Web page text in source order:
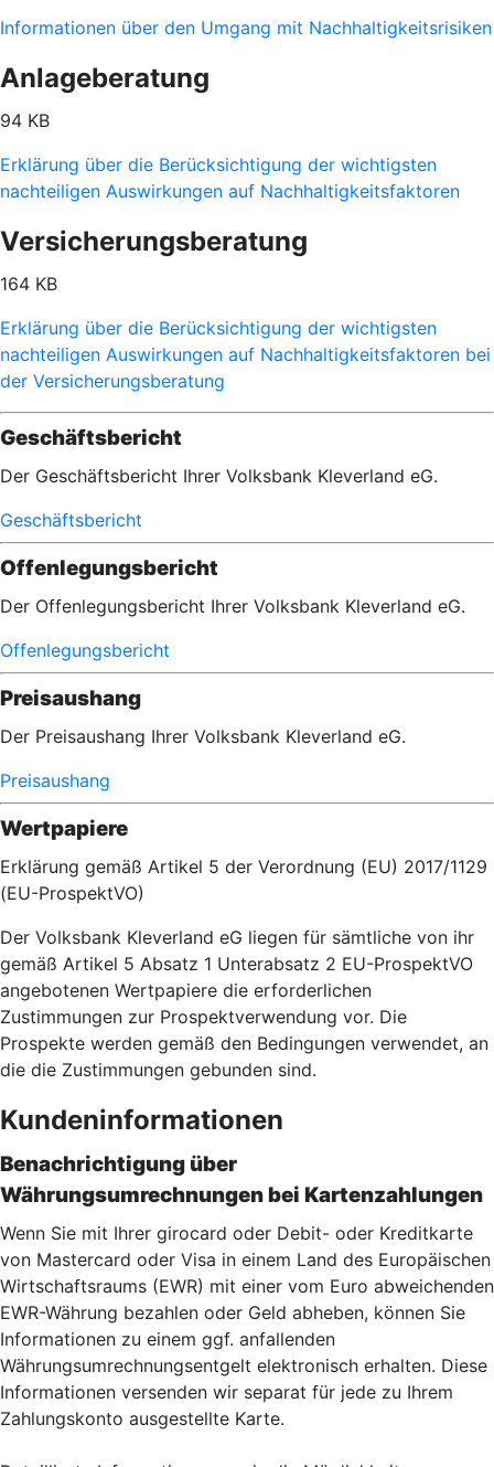
Informationen über den Umgang mit Nachhaltigkeitsrisiken
Anlageberatung
94 KB
Erklärung über die Berücksichtigung der wichtigsten
nachteiligen Auswirkungen auf Nachhaltigkeitsfaktoren
Versicherungsberatung
164 KB
Erklärung über die Berücksichtigung der wichtigsten
nachteiligen Auswirkungen auf Nachhaltigkeitsfaktoren bei
der Versicherungsberatung
Geschäftsbericht
Der Geschäftsbericht Ihrer Volksbank Kleverland eG.
Geschäftsbericht
Offenlegungsbericht
Der Offenlegungsbericht Ihrer Volksbank Kleverland eG.
Offenlegungsbericht
Preisaushang
Der Preisaushang Ihrer Volksbank Kleverland eG.
Preisaushang
Wertpapiere
Erklärung gemäß Artikel 5 der Verordnung (EU) 2017/1129
(EU-ProspektVO)
Der Volksbank Kleverland eG liegen für sämtliche von ihr
gemäß Artikel 5 Absatz 1 Unterabsatz 2 EU-ProspektVO
angebotenen Wertpapiere die erforderlichen
Zustimmungen zur Prospektverwendung vor. Die
Prospekte werden gemäß den Bedingungen verwendet, an
die die Zustimmungen gebunden sind.
Kundeninformationen
Benachrichtigung über
Währungsumrechnungen bei Kartenzahlungen
Wenn Sie mit Ihrer girocard oder Debit- oder Kreditkarte
von Mastercard oder Visa in einem Land des Europäischen
Wirtschaftsraums (EWR) mit einer vom Euro abweichenden
EWR-Währung bezahlen oder Geld abheben, können Sie
Informationen zu einem ggf. anfallenden
Währungsumrechnungsentgelt elektronisch erhalten. Diese
Informationen versenden wir separat für jede zu Ihrem
Zahlungskonto ausgestellte Karte.